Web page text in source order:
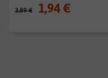
3,89 € 1,94 €